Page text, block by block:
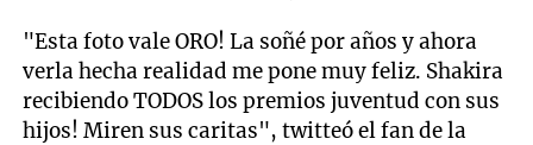
"Esta foto vale ORO! La soñé por años y ahora
verla hecha realidad me pone muy feliz. Shakira
recibiendo TODOS los premios juventud con sus
hijos! Miren sus caritas", twitteó el fan de la